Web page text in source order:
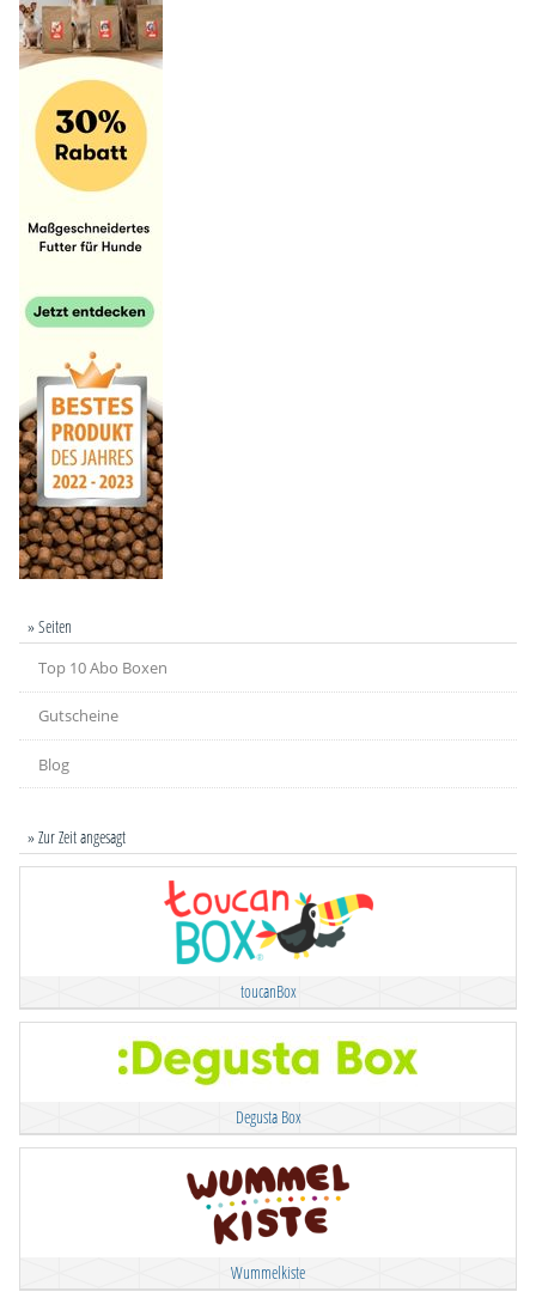
» Seiten
Top 10 Abo Boxen
Gutscheine
Blog
» Zur Zeit angesagt
toucanBox
Degusta Box
Wummelkiste